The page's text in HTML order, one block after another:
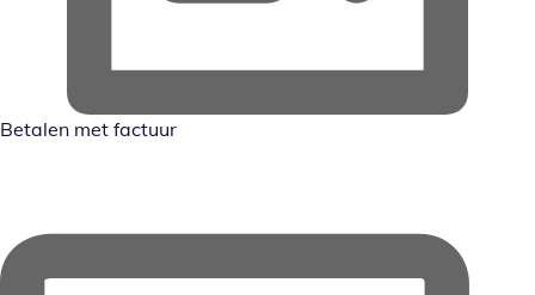
Betalen met factuur